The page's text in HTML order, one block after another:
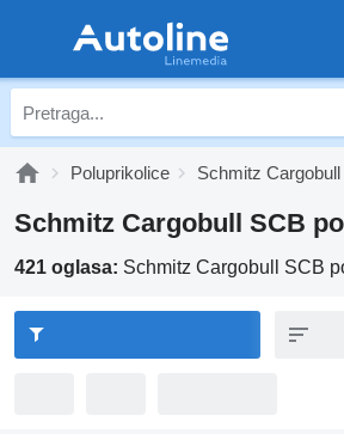
Poluprikolice Schmitz
Schmitz Cargobull SCB
421 oglasa: Schmitz Cargobull SCB